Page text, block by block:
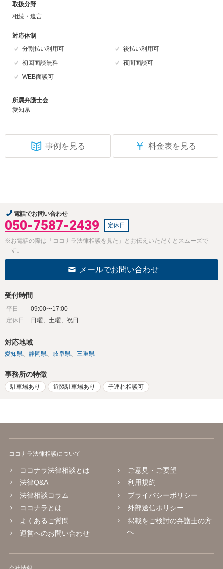
取扱分野
相続・遺言
対応体制
分割払い利用可
後払い利用可
初回面談無料
夜間面談可
WEB面談可
所属弁護士会
愛知県
事例を見る ￥ 料金表を見る
電話でお問い合わせ
050-7587-2439 定休日
※お電話の際は「ココナラ法律相談を見た」とお伝えいただくとスムーズで
す。
メールでお問い合わせ
受付時間
平日
09:00〜17:00
定休日
日曜、土曜、祝日
対応地域
愛知県 静岡県 岐阜県 三重県
事務所の特徴
駐車場あり 近隣駐車場あり 子連れ相談可
ココナラ法律相談について
ココナラ法律相談とは
法律Q&A
法律相談コラム
ココナラとは
よくあるご質問
運営へのお問い合わせ
ご意見・ご要望
利用規約
プライバシーポリシー
外部送信ポリシー
掲載をご検討の弁護士の方
へ